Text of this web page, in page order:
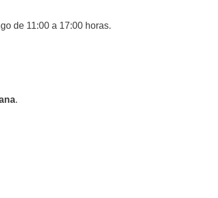
de 11:00 a 17:00 horas.
.